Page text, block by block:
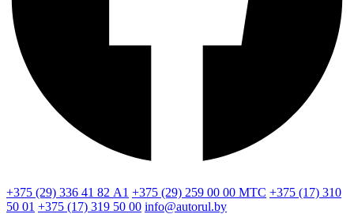
+375 (29) 336 41 82 А1 +375 (29) 259 00 00 МТС +375 (17) 310
50 01 +375 (17) 319 50 00 info@autorul.by